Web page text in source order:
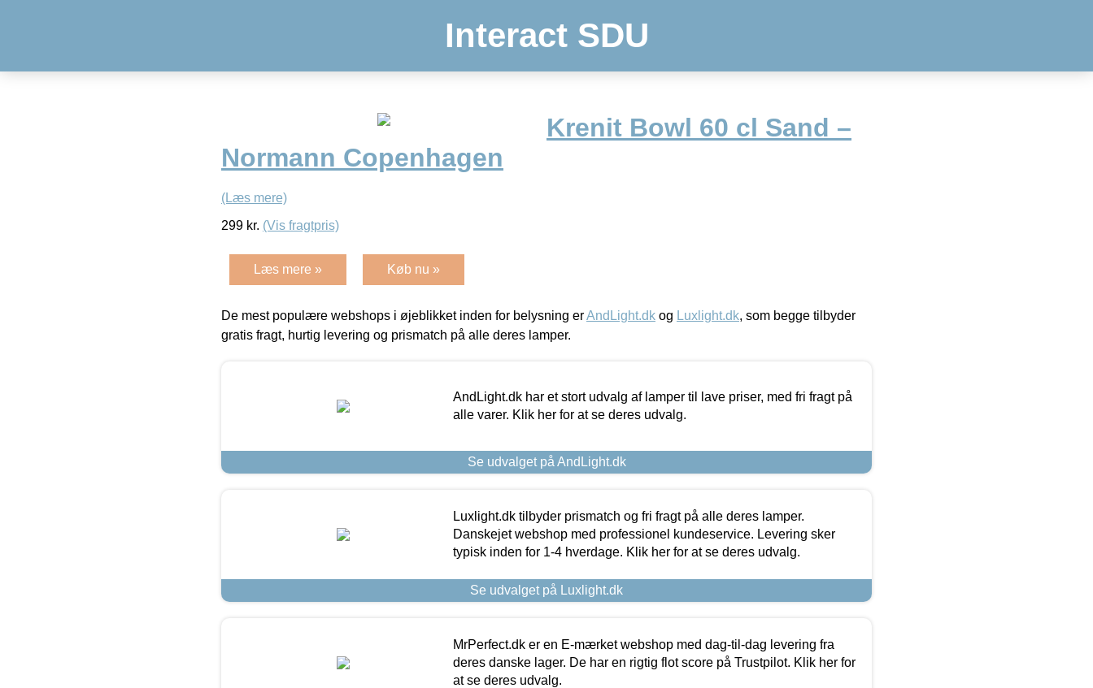
Interact SDU
Krenit Bowl 60 cl Sand –
Normann Copenhagen
(Læs mere)
299 kr. (Vis fragtpris)
Læs mere » Køb nu »
De mest populære webshops i øjeblikket inden for belysning erAndLight.dk og Luxlight.dk, som begge tilbyder
gratis fragt, hurtig levering og prismatch på alle deres lamper.
AndLight.dk har et stort udvalg af lamper til lave priser, med fri fragt på
alle varer. Klik her for at se deres udvalg.
Se udvalget på AndLight.dk
Luxlight.dk tilbyder prismatch og fri fragt på alle deres lamper.
Danskejet webshop med professionel kundeservice. Levering sker
typisk inden for 1-4 hverdage. Klik her for at se deres udvalg.
Se udvalget på Luxlight.dk
MrPerfect.dk er en E-mærket webshop med dag-til-dag levering fra
deres danske lager. De har en rigtig flot score på Trustpilot. Klik her for
at se deres udvalg.